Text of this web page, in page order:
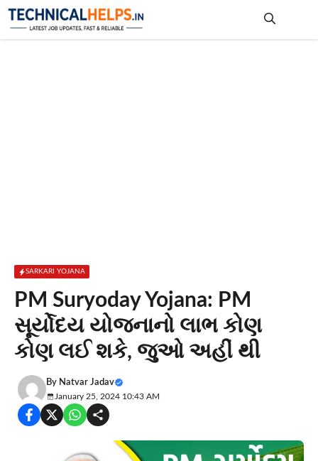
Skip
SARKARI YOJANA
PM Suryoday Yojana: PM
સૂર્યોદય યોજનાનો લાભ કોણ
કોણ લઈ શકે, જુઓ અહીં થી
By Natvar Jadav
January 25, 2024 10:43 AM